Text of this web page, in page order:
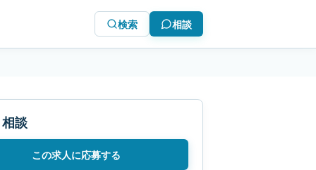
検索 相談
談
この求人に応募する